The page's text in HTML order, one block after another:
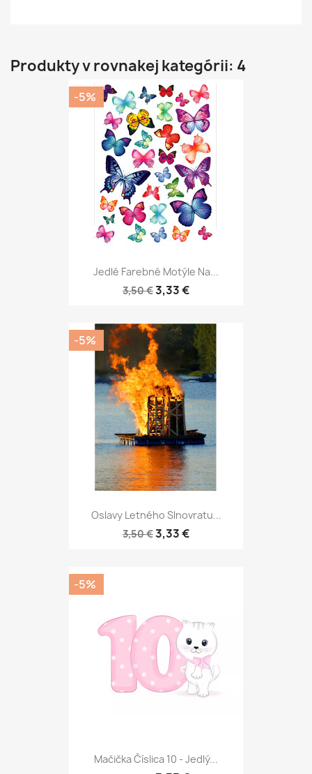
Produkty v rovnakej kategórii: 4
Jedlé Farebné Motýle Na...
3,50 €3,33 €
-5%
Oslavy Letného Slnovratu...
3,50 €3,33 €
-5%
Mačička Číslica 10 - Jedlý...
-5%